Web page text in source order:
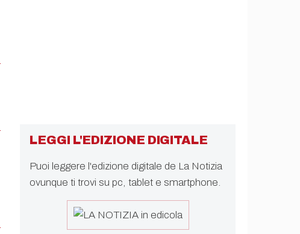
LEGGI L'EDIZIONE DIGITALE
Puoi leggere l'edizione digitale de La Notizia
ovunque ti trovi su pc, tablet e smartphone.